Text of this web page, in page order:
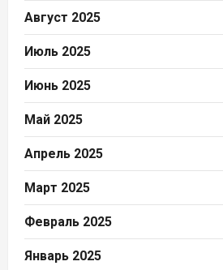
Август 2025
Июль 2025
Июнь 2025
Май 2025
Апрель 2025
Март 2025
Февраль 2025
Январь 2025